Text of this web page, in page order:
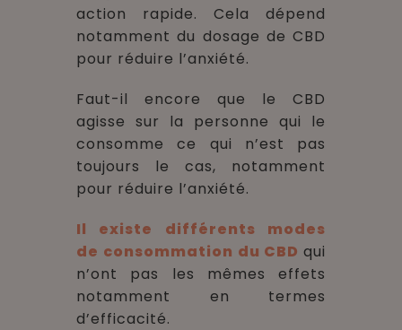
action rapide. Cela dépend
notamment du dosage de CBD
pour réduire l’anxiété.
Faut-il encore que le CBD
agisse sur la personne qui le
consomme ce qui n’est pas
toujours le cas, notamment
pour réduire l’anxiété.
Il existe différents modes
de consommation du CBD qui
n’ont pas les mêmes effets
notamment en termes
d’efficacité.